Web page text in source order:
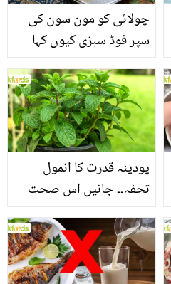
چولائی کو مون سون کی
سپر فوڈ سبزی کیوں کہا
منرلز اور اینٹی آکسیڈنٹس
سے بھرپور اس سبزی کے
فائدے
پودینہ قدرت کا انمول
تحفہ۔۔ جانیں اس صحت
انگیز طبی فوائد